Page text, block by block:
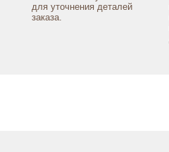
для уточнения деталей
заказа.